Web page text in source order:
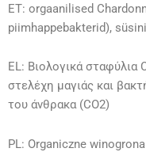
ET: orgaanilised
piimhappebakterid),
EL: Βιολογικά σταφύλια
στελέχη μαγιάς και
του άνθρακα (CO2)
PL: Organiczne